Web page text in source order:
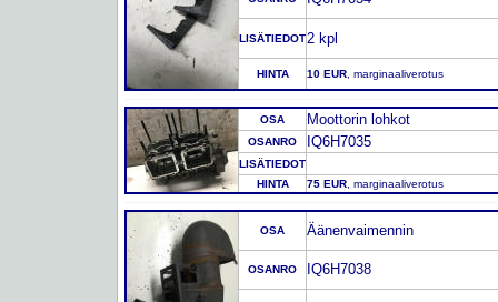
LISÄTIEDOT2 kpl
HINTA 10 EUR , marginaaliverotus
OSA Moottorin lohkot
OSANRO IQ6H7035
LISÄTIEDOT
HINTA
75 EUR , marginaaliverotus
OSA Äänenvaimennin
OSANRO IQ6H7038